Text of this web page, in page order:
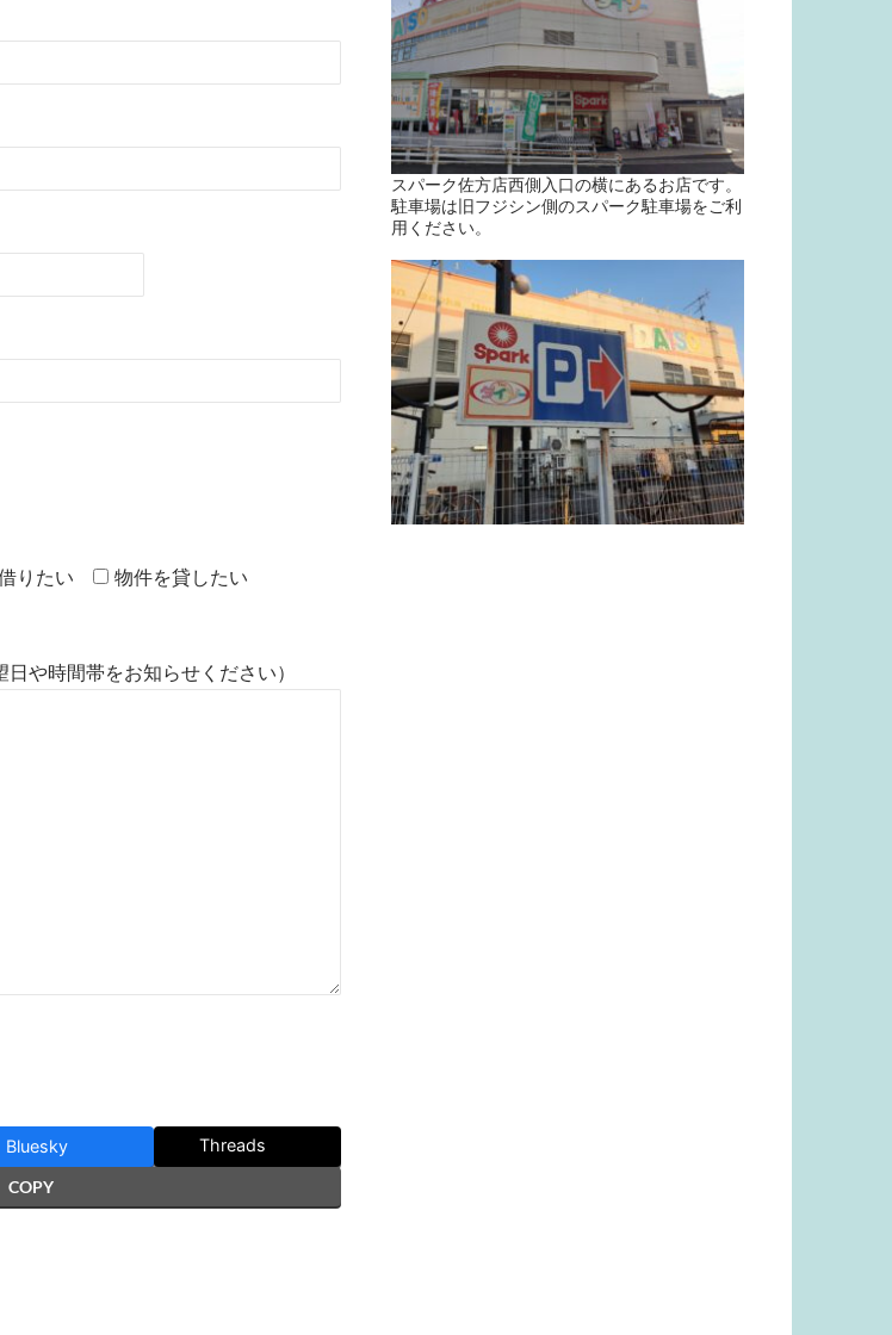
りたい
物件を貸したい
や時間帯をお知らせください）
Bluesky Threads
COPY
スパーク佐方店西側入口の横にあるお店です。
駐車場は旧フジシン側のスパーク駐車場をご利
用ください。